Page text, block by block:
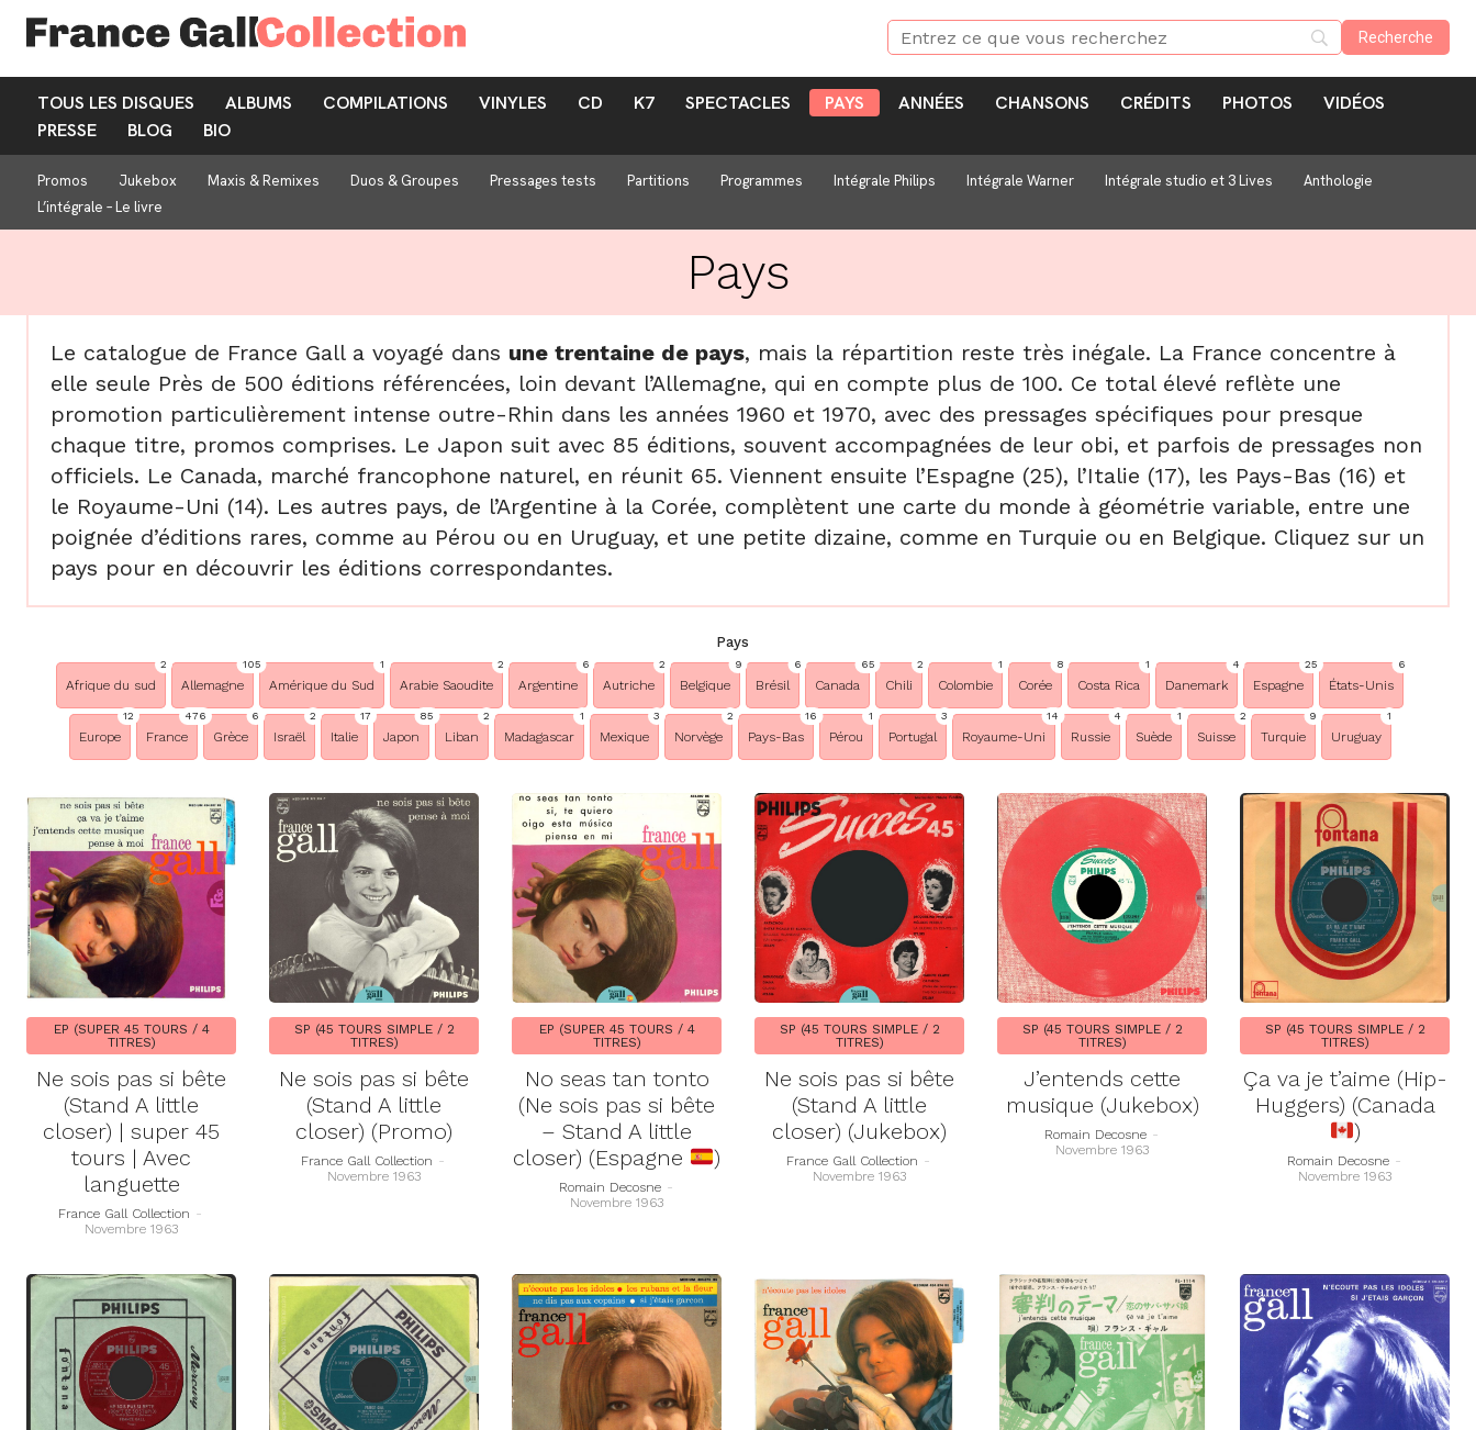
TOUS LES DISQUES ALBUMS COMPILATIONS VINYLES CD K7 SPECTACLES PAYS ANNÉES CHANSONS CRÉDITS PHOTOS
VIDÉOS
PRESSE
BLOG BIO
Promos Jukebox Maxis & Remixes Duos & Groupes Pressages tests Partitions Programmes Intégrale Philips Intégrale Warner Intégrale studio et 3 Lives
Anthologie
L’intégrale – Le livre
Pays
Le catalogue de France Gall a voyagé dans une trentaine de pays, mais la répartition reste très inégale. La France concentre à
elle seule Près de 500 éditions référencées, loin devant l’Allemagne, qui en compte plus de 100. Ce total élevé reflète une
promotion particulièrement intense outre-Rhin dans les années 1960 et 1970, avec des pressages spécifiques pour presque
chaque titre, promos comprises. Le Japon suit avec 85 éditions, souvent accompagnées de leur obi, et parfois de pressages non
officiels. Le Canada, marché francophone naturel, en réunit 65. Viennent ensuite l’Espagne (25), l’Italie (17), les Pays-Bas (16) et
le Royaume-Uni (14). Les autres pays, de l’Argentine à la Corée, complètent une carte du monde à géométrie variable, entre une
poignée d’éditions rares, comme au Pérou ou en Uruguay, et une petite dizaine, comme en Turquie ou en Belgique. Cliquez sur un
pays pour en découvrir les éditions correspondantes.
Pays
2
Afrique du sud
105
Allemagne
1
Amérique du Sud
2
Arabie Saoudite
6
Argentine
2
Autriche
9
Belgique
6
Brésil
65
Canada
2
Chili
1
Colombie
8
Corée
1
Costa Rica
4
Danemark
25
Espagne
6
États-Unis
12
Europe
476
France
6
Grèce
2
Israël
17
Italie
85
Japon
2
Liban
1
Madagascar
3
Mexique
2
Norvège
16
Pays-Bas
1
Pérou
3
Portugal
14
Royaume-Uni
4
Russie
1
Suède
2
Suisse
9
Turquie
1
Uruguay
EP (SUPER 45 TOURS / 4
TITRES)
Ne sois pas si bête
(Stand A little
closer) | super 45
tours | Avec
languette
France Gall Collection -
Novembre 1963
SP (45 TOURS SIMPLE / 2
TITRES)
Ne sois pas si bête
(Stand A little
closer) (Promo)
France Gall Collection -
Novembre 1963
EP (SUPER 45 TOURS / 4
TITRES)
No seas tan tonto
(Ne sois pas si bête
– Stand A little
closer) (Espagne
)
Romain Decosne -
Novembre 1963
SP (45 TOURS SIMPLE / 2
TITRES)
Ne sois pas si bête
(Stand A little
closer) (Jukebox)
France Gall Collection -
Novembre 1963
SP (45 TOURS SIMPLE / 2
TITRES)
J’entends cette
musique (Jukebox)
Romain Decosne -
Novembre 1963
SP (45 TOURS SIMPLE / 2
TITRES)
Ça va je t’aime (Hip-
Huggers) (Canada
)
Romain Decosne -
Novembre 1963